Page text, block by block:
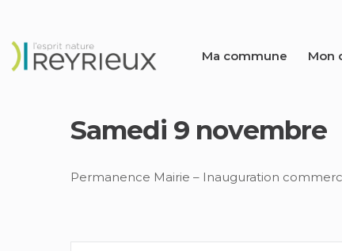
Ma commune Mon
Samedi 9 novembre
Permanence Mairie – Inauguration